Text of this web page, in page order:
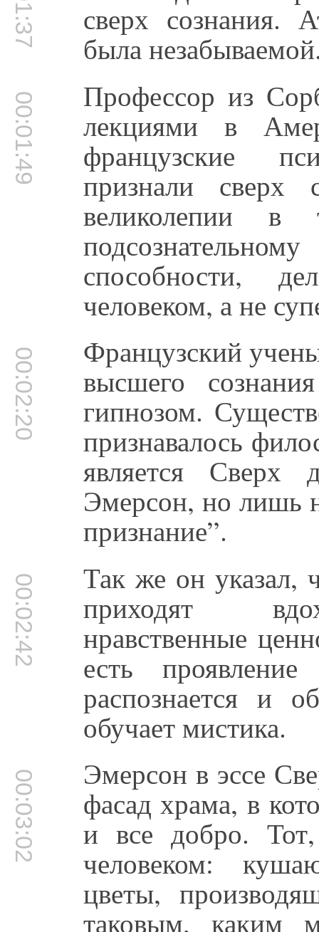
сверх сознания.
была
00:01:49 Профессор из
лекциями в
французские
признали сверх
великолепии в
способности,
человеком, а не
00:02:20 Французский
высшего
гипнозом.
признавалось
является Сверх
Эмерсон, но лишь
признание”.
00:02:42 Так же он указал,
приходят
нравственные
есть
распознается и
обучает мистика.
00:03:02 Эмерсон в эссе
фасад храма, в
и все добро.
человеком:
цветы,
таковым, каким